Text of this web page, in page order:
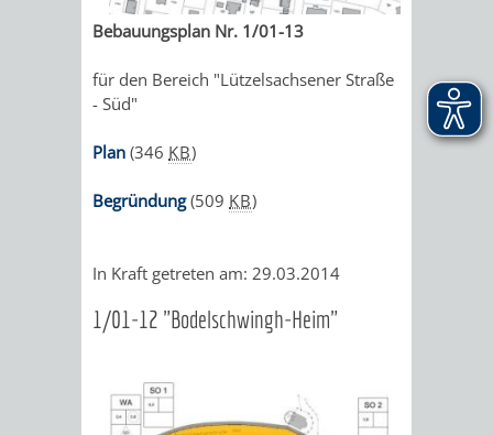
Bebauungsplan Nr. 1/01-13
für den Bereich "Lützelsachsener Straße
- Süd"
Plan (346 KB)
Begründung(509 KB)
In Kraft getreten am: 29.03.2014
1/01-12 "Bodelschwingh-Heim"